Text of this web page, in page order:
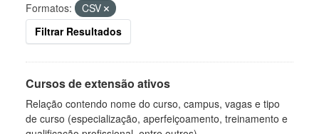
Formatos:
CSV
Filtrar Resultados
Cursos de extensão ativos
Relação contendo nome do curso, campus, vagas e tipo
de curso (especialização, aperfeiçoamento, treinamento e